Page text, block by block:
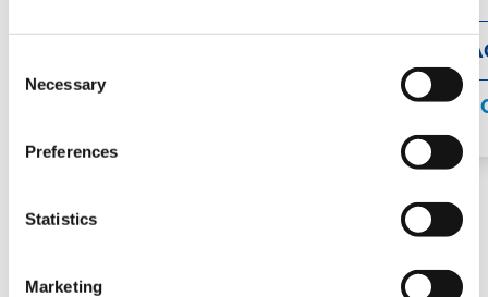
Selection
Necessary
Preferences
Statistics
Marketing